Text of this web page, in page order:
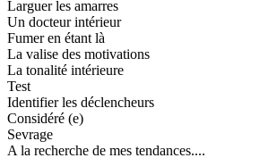
Larguer les amarres
Un docteur intérieur
Fumer en étant là
La valise des motivations
La tonalité intérieure
Test
Identifier les déclencheurs
Considéré (e)
Sevrage
A la recherche de mes tendances....